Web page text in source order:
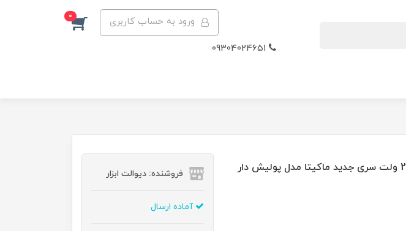
ورود به حساب کاربری 0
فروشنده: دیوالت ابزار
آماده ارسال